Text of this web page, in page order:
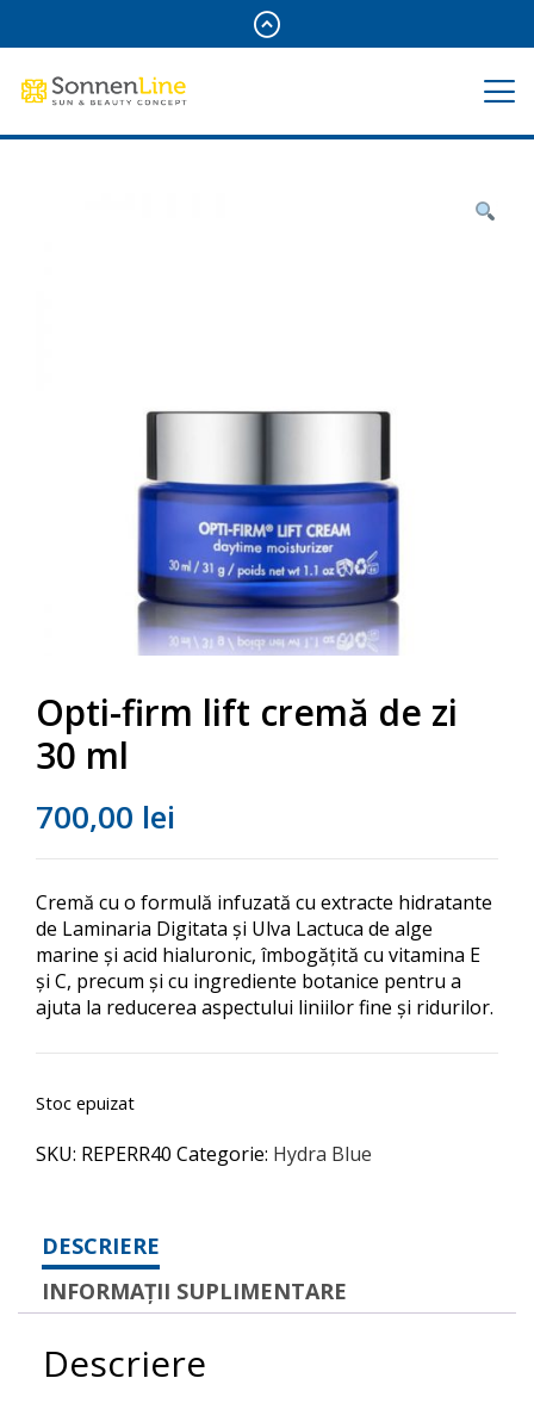
Opti-firm lift cremă de zi
30 ml
700,00 lei
Cremă cu o formulă infuzată cu extracte hidratante
de Laminaria Digitata și Ulva Lactuca de alge
marine și acid hialuronic, îmbogățită cu vitamina E
și C, precum și cu ingrediente botanice pentru a
ajuta la reducerea aspectului liniilor fine și ridurilor.
Stoc epuizat
SKU: REPERR40 Categorie: Hydra Blue
DESCRIERE
INFORMAȚII SUPLIMENTARE
Descriere